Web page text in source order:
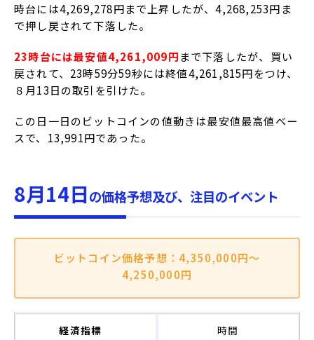
時台には4,269,278円まで上昇したが、4,268,253円ま
で押し戻されて下落した。
23時台には最安値4,261,009円 まで下落したが、買い
戻されて、23時59分59秒には終値4,261,815円をつけ、
８月13日の取引を引けた。
この日一日のビットコインの値動きは最安値最高値ベー
スで、13,991円であった。
8月14日の価格予想及び、注目のイベント
ビットコイン価格予想：4,350,000円～
4,250,000円
経済指標 時間